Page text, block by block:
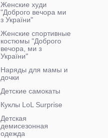
Женские худи
"Доброго вечора ми
з України"
Женские спортивные
костюмы "Доброго
вечора, ми з
України"
Наряды для мамы и
дочки
Детские самокаты
Куклы LoL Surprise
Детская
демисезонная
одежда